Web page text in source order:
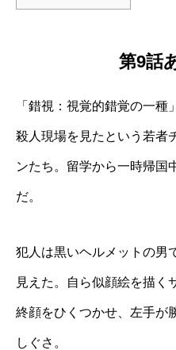
第9話
「錯視：視覚的錯覚の一種」
殺人現場を見たという若者
ンたち。留学から一時帰国
だ。
犯人は黒いヘルメットの男
見えた。自ら似顔絵を描く
終顔をひくつかせ、左手が
しぐさ。